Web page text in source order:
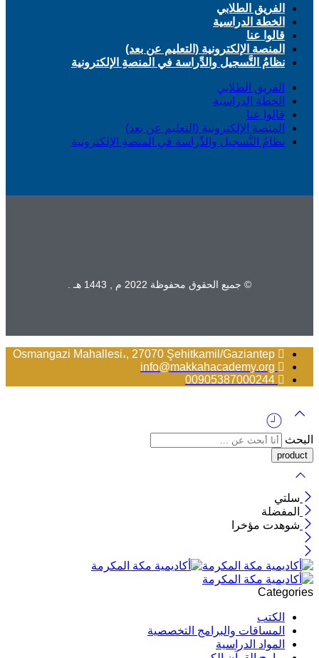
الفريق الطلابي
الخطة الدراسية
قالوا عنا
المنصة الإلكترونية (التعليم عن بعد)
نظامُ التَّسجيل والدِّراسة في المنصةِ الإلكترونية
الفريق الطلابي
الخطة الدراسية
قالوا عنا
المنصة الإلكترونية (التعليم عن بعد)
نظامُ التَّسجيل والدِّراسة في المنصةِ الإلكترونية
© جميع الحقوق محفوظة 2022 م , 1443 هـ .
Osmangazi Mahallesi،, 27070 Şehitkamil/Gaziantep
info@makkahacademy.org
00905387000244
البحث
سلتي
المفضلة
شوهدت مؤخرا
Categories
الكتب
المساقات والبرامج التخصصية
المواد الدراسية